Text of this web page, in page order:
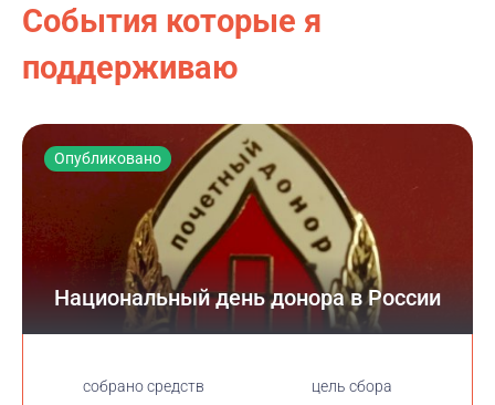
События которые я
поддерживаю
Опубликовано
Национальный день донора в России
cобрано средств цель сбора